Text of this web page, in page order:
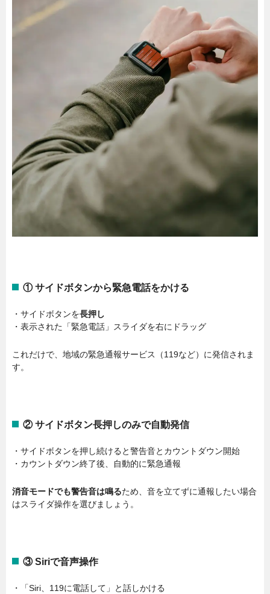
① サイドボタンから緊急電話をかける
・サイドボタンを長押し
・表示された「緊急電話」スライダを右にドラッグ
これだけで、地域の緊急通報サービス（119など）に発信されま
す。
② サイドボタン長押しのみで自動発信
・サイドボタンを押し続けると警告音とカウントダウン開始
・カウントダウン終了後、自動的に緊急通報
消音モードでも警告音は鳴るため、音を立てずに通報したい場合
はスライダ操作を選びましょう。
③ Siriで音声操作
・「Siri、119に電話して」と話しかける